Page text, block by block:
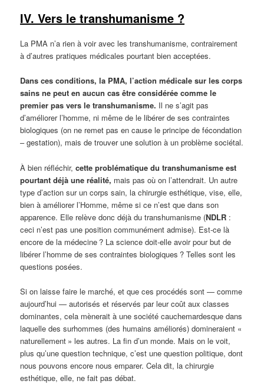
IV. Vers le transhumanisme ?
La PMA n’a rien à voir avec les transhumanisme, contrairement
à d’autres pratiques médicales pourtant bien acceptées.
Dans ces conditions, la PMA, l’action médicale sur les corps
sains ne peut en aucun cas être considérée comme le
premier pas vers le transhumanisme. Il ne s’agit pas
d’améliorer l’homme, ni même de le libérer de ses contraintes
biologiques (on ne remet pas en cause le principe de fécondation
– gestation), mais de trouver une solution à un problème sociétal.
À bien réfléchir,cette problématique du transhumanisme est
pourtant déjà une réalité, mais pas où on l’attendrait. Un autre
type d’action sur un corps sain, la chirurgie esthétique, vise, elle,
bien à améliorer l’Homme, même si ce n’est que dans son
apparence. Elle relève donc déjà du transhumanisme (NDLR :
ceci n’est pas une position communément admise). Est-ce là
encore de la médecine ? La science doit-elle avoir pour but de
libérer l’homme de ses contraintes biologiques ? Telles sont les
questions posées.
Si on laisse faire le marché, et que ces procédés sont — comme
aujourd’hui — autorisés et réservés par leur coût aux classes
dominantes, cela mènerait à une société cauchemardesque dans
laquelle des surhommes (des humains améliorés) domineraient «
naturellement » les autres. La fin d’un monde. Mais on le voit,
plus qu’une question technique, c’est une question politique, dont
nous pouvons encore nous emparer. Cela dit, la chirurgie
esthétique, elle, ne fait pas débat.